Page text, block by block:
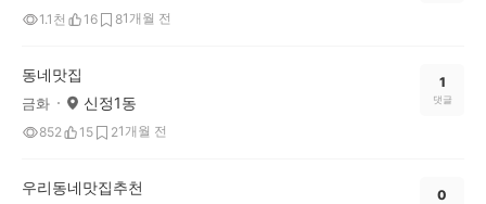
1.1천 16 81개월 전
동네맛집
금화 신정1동
852 15 21개월 전
1
댓글
우리동네맛집추천 0